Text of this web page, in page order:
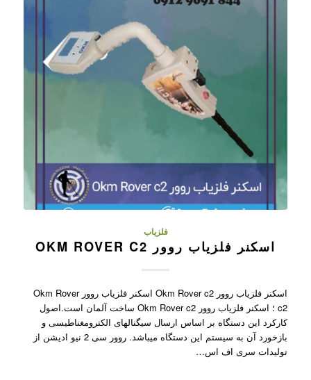
فلزیاب
اسکنر فلزیاب روور OKM ROVER C2
اسکنر فلزیاب روور Okm Rover c2 اسکنر فلزیاب روور Okm Rover
c2 ؛ اسکنر فلزیاب روور Okm Rover c2 ساخت آلمان است.اصول
کارکرد این دستگاه بر اساس ارسال سیگنالهای الکترومغناطیسی و
بازخورد آن به سیستم این دستگاه میباشد. روور سی 2 نیو ادیشن از
تولیدات سری اف اس…